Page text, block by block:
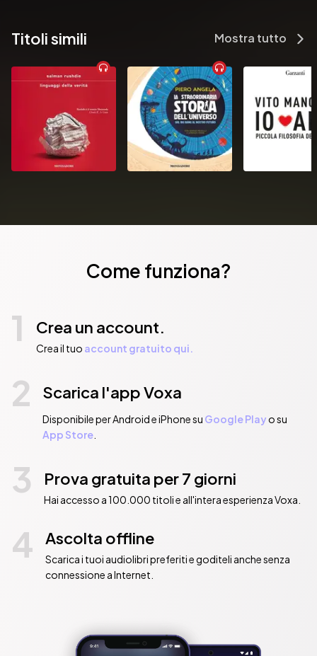
Titoli simili Mostra tutto
Come funziona?
1 Crea un account.
Crea il tuo account gratuito qui.
2 Scarica l'app Voxa
Disponibile per Android e iPhone su Google Playo su
App Store.
3 Prova gratuita per 7 giorni
Hai accesso a 100.000 titoli e all'intera esperienza Voxa.
4 Ascolta offline
Scarica i tuoi audiolibri preferiti e goditeli anche senza
connessione a Internet.